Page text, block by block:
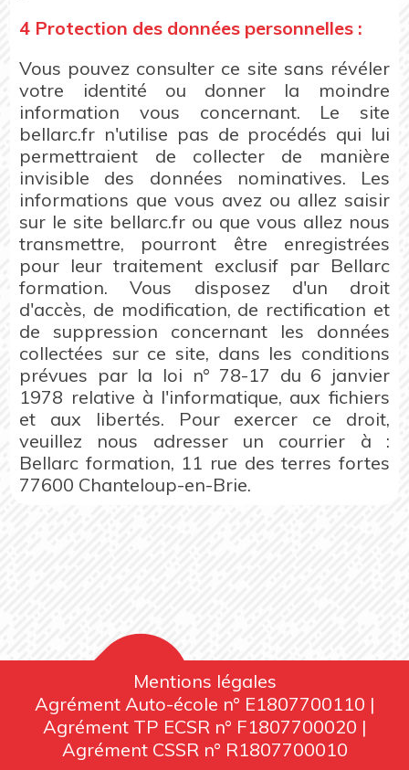
4 Protection des données personnelles :
Vous pouvez consulter ce site sans révéler
votre identité ou donner la moindre
information vous concernant. Le site
bellarc.fr n'utilise pas de procédés qui lui
permettraient de collecter de manière
invisible des données nominatives. Les
informations que vous avez ou allez saisir
sur le site bellarc.fr ou que vous allez nous
transmettre, pourront être enregistrées
pour leur traitement exclusif par Bellarc
formation. Vous disposez d'un droit
d'accès, de modification, de rectification et
de suppression concernant les données
collectées sur ce site, dans les conditions
prévues par la loi n° 78-17 du 6 janvier
1978 relative à l'informatique, aux fichiers
et aux libertés. Pour exercer ce droit,
veuillez nous adresser un courrier à :
Bellarc formation, 11 rue des terres fortes
77600 Chanteloup-en-Brie.
Mentions légales
Agrément Auto-école n° E1807700110 |
Agrément TP ECSR n° F1807700020 |
Agrément CSSR n° R1807700010